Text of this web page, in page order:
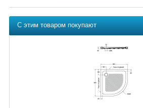
С этим товаром покупают